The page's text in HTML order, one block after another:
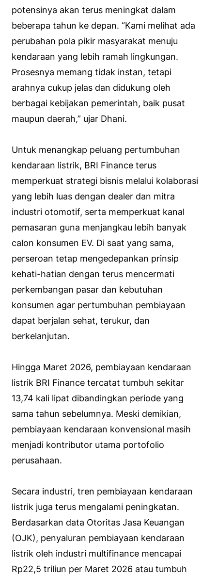
potensinya akan terus meningkat dalam
beberapa tahun ke depan. “Kami melihat ada
perubahan pola pikir masyarakat menuju
kendaraan yang lebih ramah lingkungan.
Prosesnya memang tidak instan, tetapi
arahnya cukup jelas dan didukung oleh
berbagai kebijakan pemerintah, baik pusat
maupun daerah,” ujar Dhani.
Untuk menangkap peluang pertumbuhan
kendaraan listrik, BRI Finance terus
memperkuat strategi bisnis melalui kolaborasi
yang lebih luas dengan dealer dan mitra
industri otomotif, serta memperkuat kanal
pemasaran guna menjangkau lebih banyak
calon konsumen EV. Di saat yang sama,
perseroan tetap mengedepankan prinsip
kehati-hatian dengan terus mencermati
perkembangan pasar dan kebutuhan
konsumen agar pertumbuhan pembiayaan
dapat berjalan sehat, terukur, dan
berkelanjutan.
Hingga Maret 2026, pembiayaan kendaraan
listrik BRI Finance tercatat tumbuh sekitar
13,74 kali lipat dibandingkan periode yang
sama tahun sebelumnya. Meski demikian,
pembiayaan kendaraan konvensional masih
menjadi kontributor utama portofolio
perusahaan.
Secara industri, tren pembiayaan kendaraan
listrik juga terus mengalami peningkatan.
Berdasarkan data Otoritas Jasa Keuangan
(OJK), penyaluran pembiayaan kendaraan
listrik oleh industri multifinance mencapai
Rp22,5 triliun per Maret 2026 atau tumbuh